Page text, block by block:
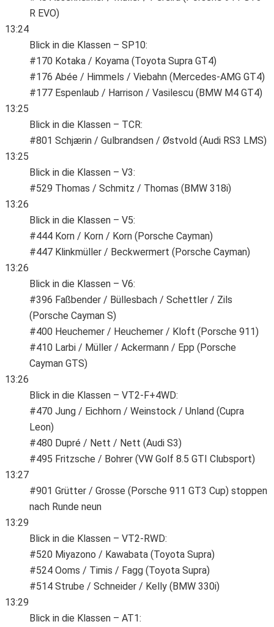
R EVO)
13:24
Blick in die Klassen – SP10:
#170 Kotaka / Koyama (Toyota Supra GT4)
#176 Abée / Himmels / Viebahn (Mercedes-AMG GT4)
#177 Espenlaub / Harrison / Vasilescu (BMW M4 GT4)
13:25
Blick in die Klassen – TCR:
#801 Schjærin / Gulbrandsen / Østvold (Audi RS3 LMS)
13:25
Blick in die Klassen – V3:
#529 Thomas / Schmitz / Thomas (BMW 318i)
13:26
Blick in die Klassen – V5:
#444 Korn / Korn / Korn (Porsche Cayman)
#447 Klinkmüller / Beckwermert (Porsche Cayman)
13:26
Blick in die Klassen – V6:
#396 Faßbender / Büllesbach / Schettler / Zils
(Porsche Cayman S)
#400 Heuchemer / Heuchemer / Kloft (Porsche 911)
#410 Larbi / Müller / Ackermann / Epp (Porsche
Cayman GTS)
13:26
Blick in die Klassen – VT2-F+4WD:
#470 Jung / Eichhorn / Weinstock / Unland (Cupra
Leon)
#480 Dupré / Nett / Nett (Audi S3)
#495 Fritzsche / Bohrer (VW Golf 8.5 GTI Clubsport)
13:27
#901 Grütter / Grosse (Porsche 911 GT3 Cup) stoppen
nach Runde neun
13:29
Blick in die Klassen – VT2-RWD:
#520 Miyazono / Kawabata (Toyota Supra)
#524 Ooms / Timis / Fagg (Toyota Supra)
#514 Strube / Schneider / Kelly (BMW 330i)
13:29
Blick in die Klassen – AT1: